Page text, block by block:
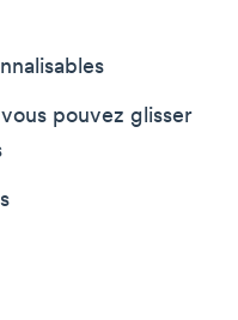
pouvez glisser